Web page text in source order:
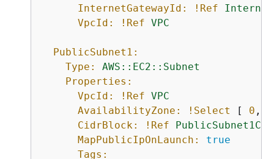
InternetGatewayId:
!Ref
VpcId:
!Ref VPC
PublicSubnet1:
Type:
AWS::EC2::Subnet
Properties:
VpcId:
!Ref VPC
AvailabilityZone:
!Select [ 0 ,
CidrBlock:
!Ref
MapPublicIpOnLaunch:
true
Tags: